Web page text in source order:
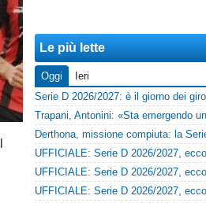
Le più lette
Oggi
Ieri